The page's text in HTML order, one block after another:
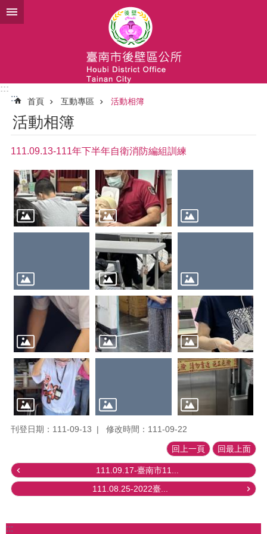
跳到主要內容區塊
:::
:::
首頁 互動專區 活動相簿
活動相簿
111.09.13-111年下半年自衛消防編組訓練
刊登日期：111-09-13 修改時間：111-09-22
回上一頁 回最上面
111.09.17-臺南市11...
111.08.25-2022臺...
:::